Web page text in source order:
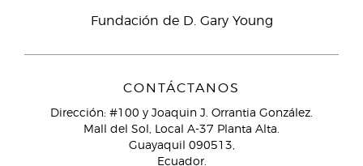
Fundación de D. Gary Young
CONTÁCTANOS
Dirección: #100 y Joaquin J. Orrantia González.
Mall del Sol, Local A-37 Planta Alta.
Guayaquil 090513,
Ecuador.